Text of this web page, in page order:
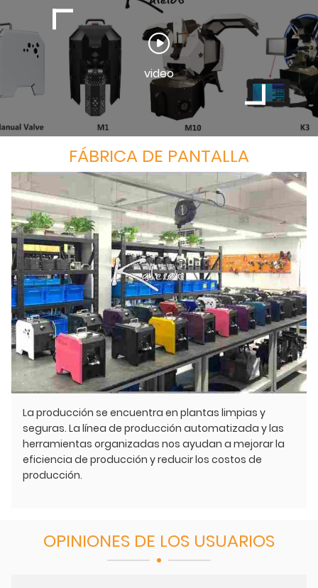
video
FÁBRICA DE PANTALLA
La producción se encuentra en plantas limpias y
seguras. La línea de producción automatizada y las
herramientas organizadas nos ayudan a mejorar la
eficiencia de producción y reducir los costos de
producción.
OPINIONES DE LOS USUARIOS